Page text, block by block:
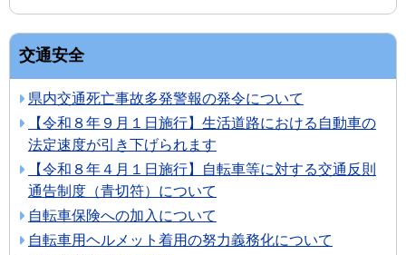
交通安全
県内交通死亡事故多発警報の発令について
【令和８年９月１日施行】生活道路における自動車の
法定速度が引き下げられます
【令和８年４月１日施行】自転車等に対する交通反則
通告制度（青切符）について
自転車保険への加入について
自転車用ヘルメット着用の努力義務化について